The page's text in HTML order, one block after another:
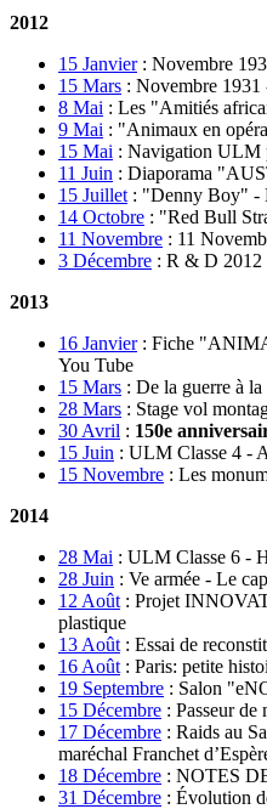
2012
15 Janvier: Novembre
15 Mars : Novembre 1931
8 Mai : Les "Amitiés
9 Mai : "Animaux en
15 Mai : Navigation ULM
11 Juin : Diaporama
15 Juillet : "Denny Boy" -
14 Octobre : "Red Bull
11 Novembre : 11
3 Décembre : R & D 2012
2013
16 Janvier: Fiche
You Tube
15 Mars : De la guerre à
28 Mars : Stage vol
30 Avril : 150e
15 Juin : ULM Classe 4 -
15 Novembre : Les
2014
28 Mai : ULM Classe 6 -
28 Juin : Ve armée - Le
12 Août : Projet
plastique
13 Août : Essai de
16 Août : Paris: petite
19 Septembre : Salon
15 Décembre : Passeur
17 Décembre : Raids au
maréchal Franchet
18 Décembre : NOTES
31 Décembre : Évolution